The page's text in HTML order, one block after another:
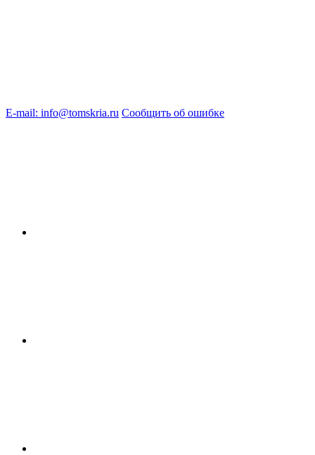
E-mail: info@tomskria.ru Сообщить об ошибке